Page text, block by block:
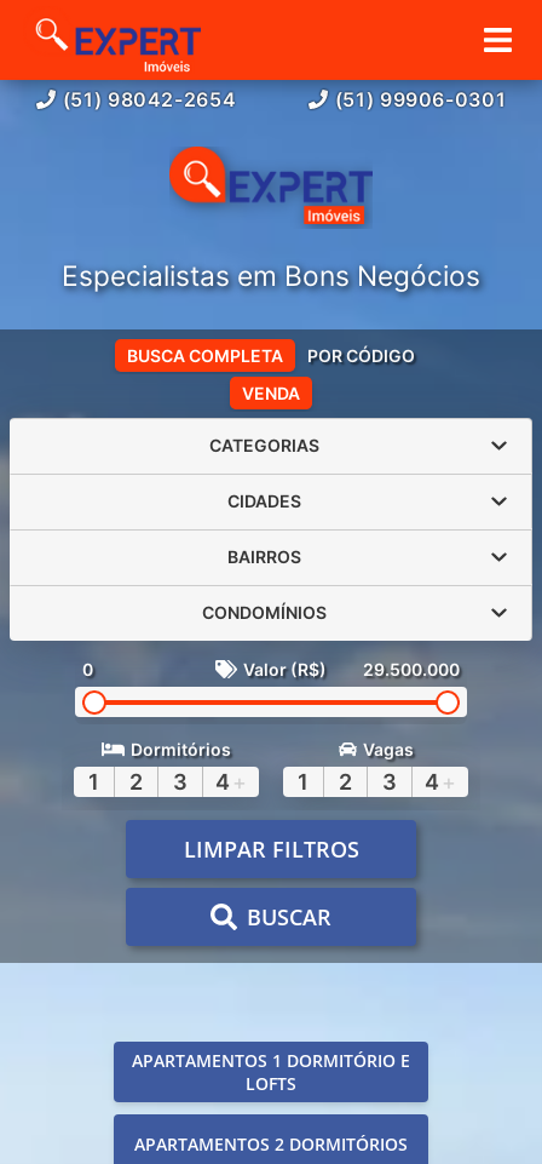
(51) 98042-2654 (51) 99906-0301
Especialistas em Bons Negócios
VENDA
BUSCA COMPLETA POR CÓDIGO
CATEGORIAS
CIDADES
BAIRROS
CONDOMÍNIOS
0 Valor (R$) 29.500.000
Dormitórios
1 2 3 4 +
Vagas
1 2 3 4 +
LIMPAR FILTROS
BUSCAR
APARTAMENTOS 1 DORMITÓRIO E
LOFTS
APARTAMENTOS 2 DORMITÓRIOS